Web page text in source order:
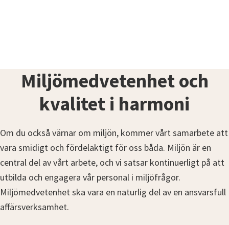
Miljömedvetenhet och
kvalitet i harmoni
Om du också värnar om miljön, kommer vårt samarbete att
vara smidigt och fördelaktigt för oss båda. Miljön är en
central del av vårt arbete, och vi satsar kontinuerligt på att
utbilda och engagera vår personal i miljöfrågor.
Miljömedvetenhet ska vara en naturlig del av en ansvarsfull
affärsverksamhet.